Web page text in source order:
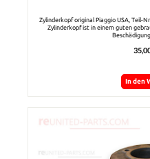
Zylinderkopf original Piaggio USA, Teil-
Zylinderkopf ist in einem guten
In den